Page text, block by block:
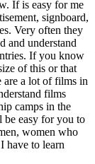
If is easy for me
signboard,
Very often they
and understand
If you know
of this or that
are a lot of films in
films
camps in the
easy for you to
women who
have to learn